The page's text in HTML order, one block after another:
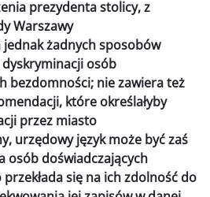
prezydenta stolicy, z
Warszawy
żadnych sposobów
dyskryminacji osób
bezdomności; nie zawiera też
które określałyby
przez miasto
urzędowy język może być zaś
osób doświadczających
się na ich zdolność do